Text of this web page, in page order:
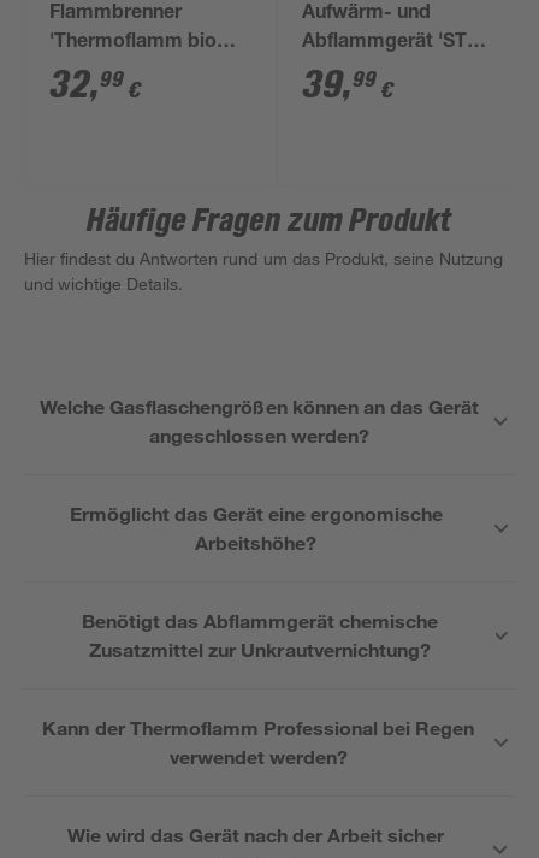
Flammbrenner
'Thermoflamm bio
Professional Plus'
32,99 €
Aufwärm- und
Abflammgerät 'ST
1000' mehrfarbig Ø 60
mm
39,99 €
Häufige Fragen zum Produkt
Hier findest du Antworten rund um das Produkt, seine Nutzung
und wichtige Details.
Welche Gasflaschengrößen können an das Gerät
angeschlossen werden?
Ermöglicht das Gerät eine ergonomische
Arbeitshöhe?
Benötigt das Abflammgerät chemische
Zusatzmittel zur Unkrautvernichtung?
Kann der Thermoflamm Professional bei Regen
verwendet werden?
Wie wird das Gerät nach der Arbeit sicher